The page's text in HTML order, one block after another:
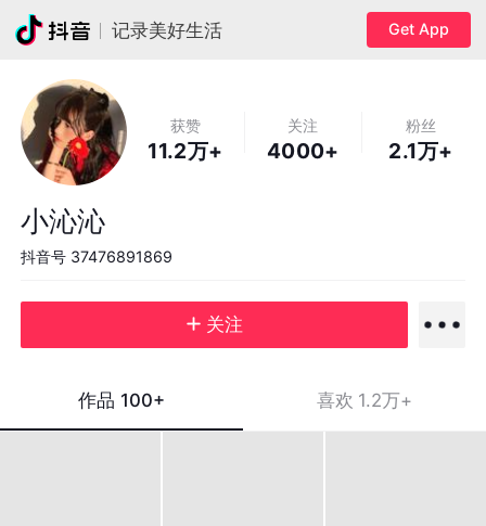
记录美好生活 Get App
获赞
11.2万+
关注
4000+
粉丝
2.1万+
小沁沁
抖音号 37476891869
关注
作品 100+ 喜欢 1.2万+